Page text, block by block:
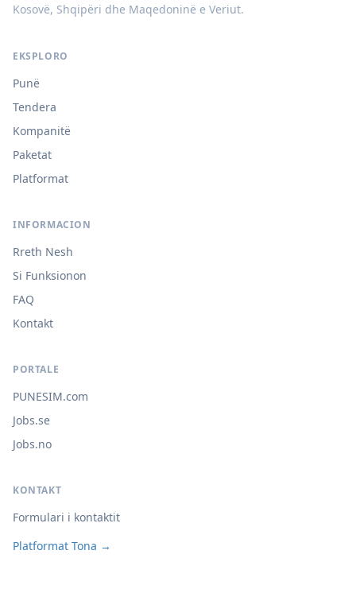
Kosovë, Shqipëri dhe Maqedoninë e Veriut.
EKSPLORO
Punë
Tendera
Kompanitë
Paketat
Platformat
INFORMACION
Rreth Nesh
Si Funksionon
FAQ
Kontakt
PORTALE
PUNESIM.com
Jobs.se
Jobs.no
KONTAKT
Formulari i kontaktit
Platformat Tona →